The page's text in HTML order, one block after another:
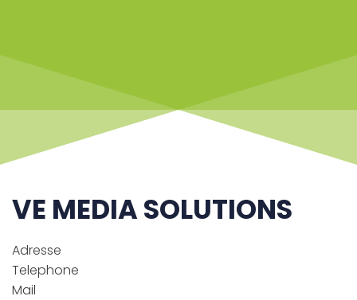
VE MEDIA SOLUTIONS
Adresse
Telephone
Mail